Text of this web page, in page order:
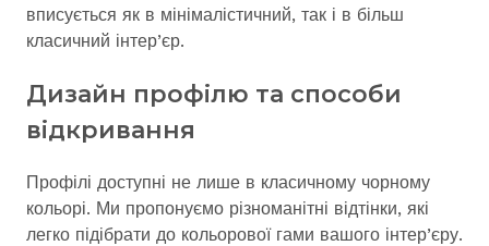
вписується як в мінімалістичний, так і в більш
класичний інтер’єр.
Дизайн профілю та способи
відкривання
Профілі доступні не лише в класичному чорному
кольорі. Ми пропонуємо різноманітні відтінки, які
легко підібрати до кольорової гами вашого інтер’єру.